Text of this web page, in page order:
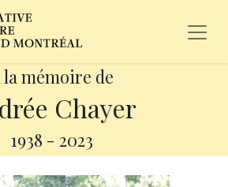
la mémoire de
Chayer
1938 - 2023